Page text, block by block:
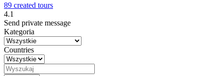
89 created tours
4.1
Send private message
Kategoria
Countries